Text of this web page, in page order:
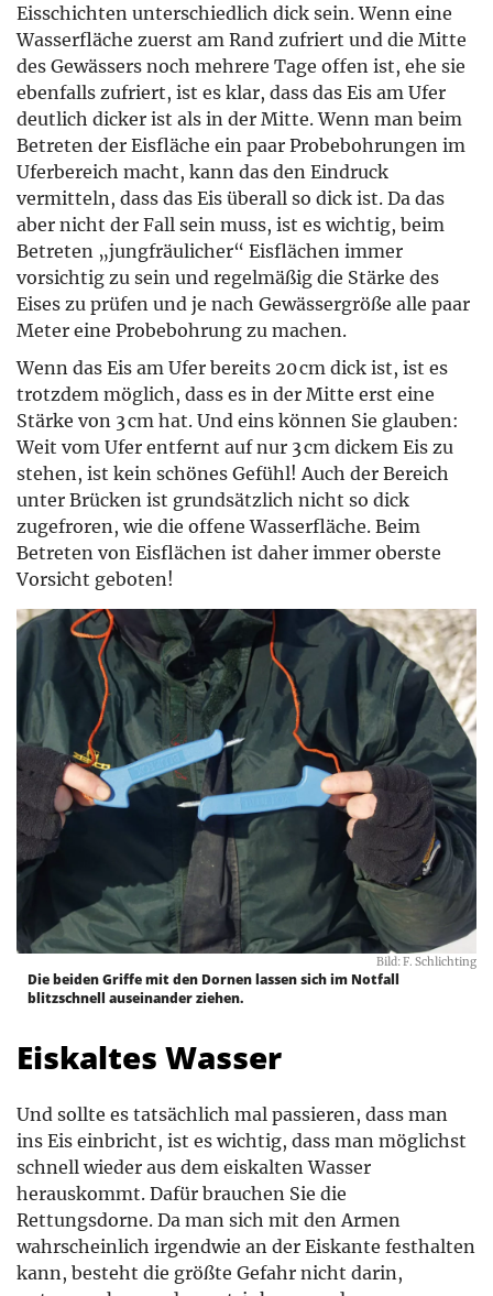
Eisschichten unterschiedlich dick sein. Wenn eine
Wasserfläche zuerst am Rand zufriert und die Mitte
des Gewässers noch mehrere Tage offen ist, ehe sie
ebenfalls zufriert, ist es klar, dass das Eis am Ufer
deutlich dicker ist als in der Mitte. Wenn man beim
Betreten der Eisfläche ein paar Probebohrungen im
Uferbereich macht, kann das den Eindruck
vermitteln, dass das Eis überall so dick ist. Da das
aber nicht der Fall sein muss, ist es wichtig, beim
Betreten „jungfräulicher“ Eisflächen immer
vorsichtig zu sein und regelmäßig die Stärke des
Eises zu prüfen und je nach Gewässergröße alle paar
Meter eine Probebohrung zu machen.
Wenn das Eis am Ufer bereits 20 cm dick ist, ist es
trotzdem möglich, dass es in der Mitte erst eine
Stärke von 3 cm hat. Und eins können Sie glauben:
Weit vom Ufer entfernt auf nur 3 cm dickem Eis zu
stehen, ist kein schönes Gefühl! Auch der Bereich
unter Brücken ist grundsätzlich nicht so dick
zugefroren, wie die offene Wasserfläche. Beim
Betreten von Eisflächen ist daher immer oberste
Vorsicht geboten!
Bild: F. Schlichting
Die beiden Griffe mit den Dornen lassen sich im Notfall
blitzschnell auseinander ziehen.
Eiskaltes Wasser
Und sollte es tatsächlich mal passieren, dass man
ins Eis einbricht, ist es wichtig, dass man möglichst
schnell wieder aus dem eiskalten Wasser
herauskommt. Dafür brauchen Sie die
Rettungsdorne. Da man sich mit den Armen
wahrscheinlich irgendwie an der Eiskante festhalten
kann, besteht die größte Gefahr nicht darin,